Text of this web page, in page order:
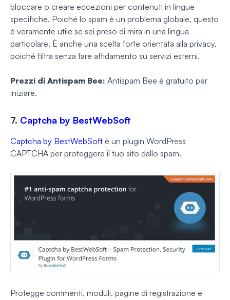
bloccare o creare eccezioni per contenuti in lingue
specifiche. Poiché lo spam è un problema globale, questo
è veramente utile se sei preso di mira in una lingua
particolare. È anche una scelta forte orientata alla privacy,
poiché filtra senza fare affidamento su servizi esterni.
Prezzi di Antispam Bee: Antispam Bee è gratuito per
iniziare.
7. Captcha by BestWebSoft
Captcha by BestWebSoft è un plugin WordPress
CAPTCHA per proteggere il tuo sito dallo spam.
Protegge commenti, moduli, pagine di registrazione e